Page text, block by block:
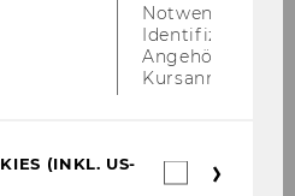
Notwendig zur
Identifizierung
Angehörige/r für
Kursanmeldung.
(INKL. US-